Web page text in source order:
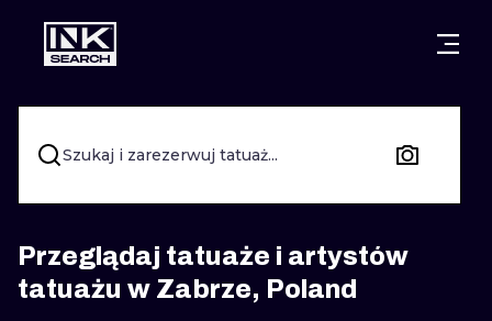
MIASTA GDAŃSK
WARSZAWA POZNAŃ
KRAKÓW KATOWICE
WROCŁAW ŁÓDŹ
BERLIN WIEDEŃ
STYLE
KALIGRAFIA
NEW
Szukaj i zarezerwuj tatuaż...
Przeglądaj tatuaże i artystów
tatuażu w Zabrze, Poland